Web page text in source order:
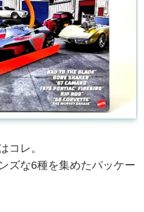
コレ。
ズな6種を集めたパッケー